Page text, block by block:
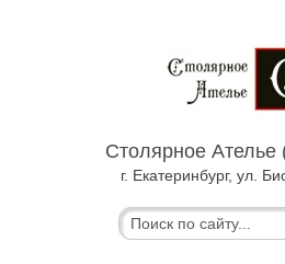
Столярное Ателье
г. Екатеринбург, ул.